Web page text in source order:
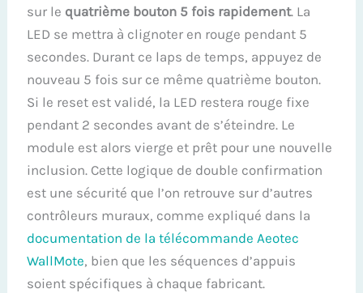
sur le quatrième bouton 5 fois rapidement. La
LED se mettra à clignoter en rouge pendant 5
secondes. Durant ce laps de temps, appuyez de
nouveau 5 fois sur ce même quatrième bouton.
Si le reset est validé, la LED restera rouge fixe
pendant 2 secondes avant de s’éteindre. Le
module est alors vierge et prêt pour une nouvelle
inclusion. Cette logique de double confirmation
est une sécurité que l’on retrouve sur d’autres
contrôleurs muraux, comme expliqué dans la
documentation de la télécommande Aeotec
WallMote, bien que les séquences d’appuis
soient spécifiques à chaque fabricant.